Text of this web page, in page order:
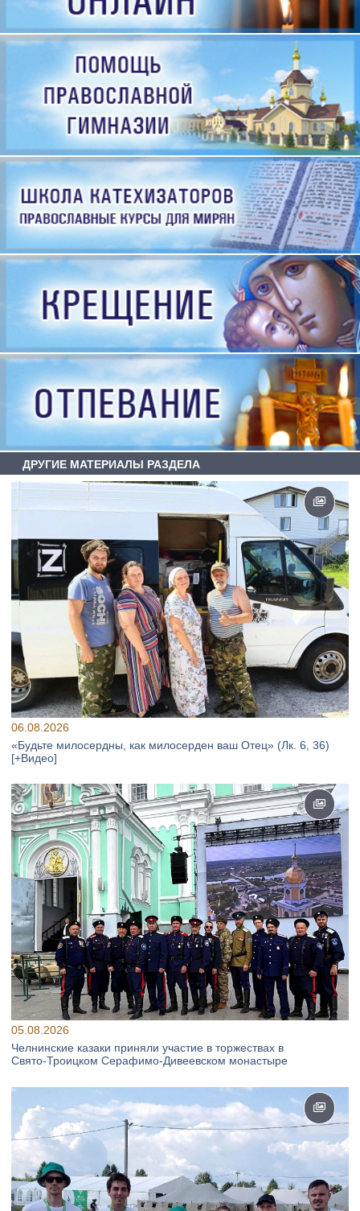
ДРУГИЕ МАТЕРИАЛЫ РАЗДЕЛА
06.08.2026
«Будьте милосердны, как милосерден ваш Отец» (Лк. 6, 36)
[+Видео]
05.08.2026
Челнинские казаки приняли участие в торжествах в
Свято‑Троицком Серафимо‑Дивеевском монастыре